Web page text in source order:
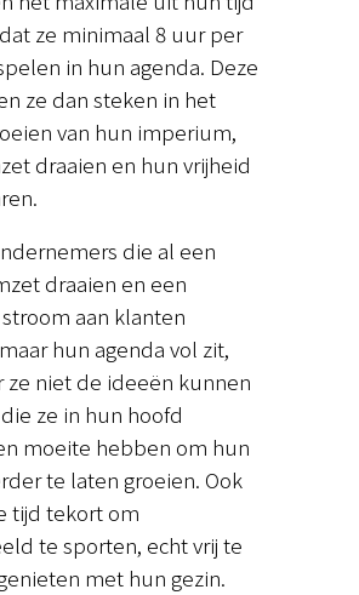
ze minimaal 8 uur per
in hun agenda. Deze
ze dan steken in het
van hun imperium,
draaien en hun vrijheid
die al een
draaien en een
aan klanten
hun agenda vol zit,
ze niet de ideeën kunnen
ze in hun hoofd
moeite hebben om hun
te laten groeien. Ook
tijd tekort om
te sporten, echt vrij te
met hun gezin.